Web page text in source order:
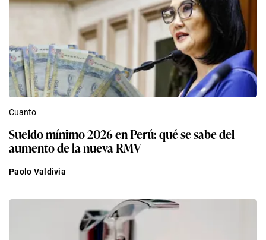
Cuanto
Sueldo mínimo 2026 en Perú: qué se sabe del
aumento de la nueva RMV
Paolo Valdivia